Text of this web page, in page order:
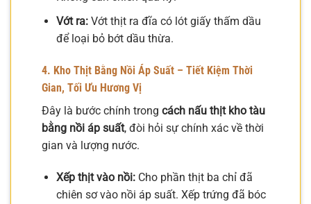
Vớt ra:Vớt thịt ra đĩa có lót giấy thấm dầu
để loại bỏ bớt dầu thừa.
4. Kho Thịt Bằng Nồi Áp Suất – Tiết Kiệm Thời
Gian, Tối Ưu Hương Vị
Đây là bước chính trong cách nấu thịt kho tàu
bằng nồi áp suất, đòi hỏi sự chính xác về thời
gian và lượng nước.
Xếp thịt vào nồi:Cho phần thịt ba chỉ đã
chiên sơ vào nồi áp suất. Xếp trứng đã bóc